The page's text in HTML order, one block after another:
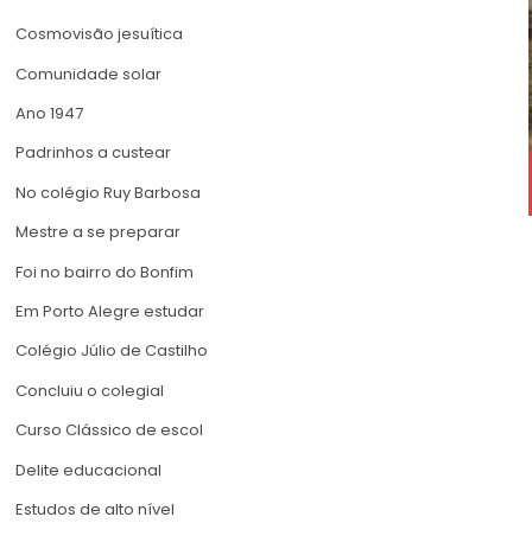
Cosmovisão jesuítica
Comunidade solar
Ano 1947
Padrinhos a custear
No colégio Ruy Barbosa
Mestre a se preparar
Foi no bairro do Bonfim
Em Porto Alegre estudar
Colégio Júlio de Castilho
Concluiu o colegial
Curso Clássico de escol
Delite educacional
Estudos de alto nível